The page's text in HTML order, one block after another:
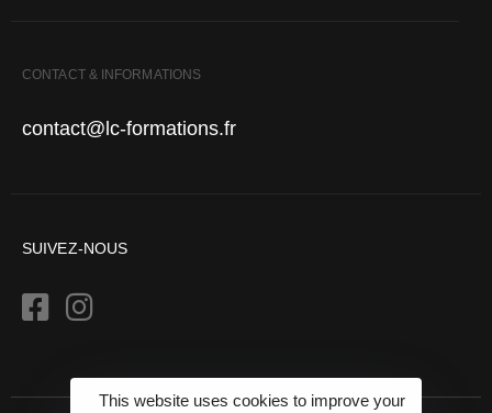
CONTACT & INFORMATIONS
contact@lc-formations.fr
SUIVEZ-NOUS
This website uses cookies to improve your